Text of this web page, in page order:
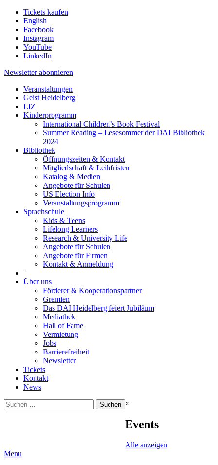
Tickets kaufen
English
Facebook
Instagram
YouTube
LinkedIn
Newsletter abonnieren
Veranstaltungen
Geist Heidelberg
LIZ
Kinderprogramm
International Children’s Book Festival
Summer Reading – Lesesommer der DAI Bibliothek
2024
Bibliothek
Öffnungszeiten & Kontakt
Mitgliedschaft & Leihfristen
Katalog & Medien
Angebote für Schulen
US Election Info
Veranstaltungsprogramm
Sprachschule
Kids & Teens
Lifelong Learners
Research & University Life
Angebote für Schulen
Angebote für Firmen
Kontakt & Anmeldung
|
Über uns
Förderer & Kooperationspartner
Gremien
Das DAI Heidelberg feiert Jubiläum
Mediathek
Hall of Fame
Vermietung
Jobs
Barrierefreiheit
Newsletter
Tickets
Kontakt
News
Suchen
nach:
×
Events
Alle anzeigen
Menu